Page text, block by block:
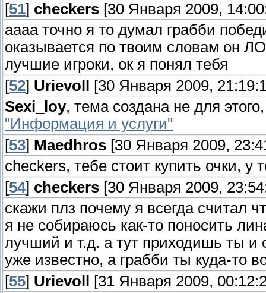
[51] checkers [30 Января 2009,
аааа точно я то думал грабби
оказывается по твоим словам он
лучшие игроки, ок я понял тебя
[52] Urievoll
[30 Января 2009,
Sexi_loy, тема создана не для
"Информация и услуги"
[53] Maedhros [30 Января 2009,
checkers, тебе стоит купить очки,
[54] checkers [30 Января 2009,
скажи плз почему я всегда считал
я не собираюсь как-то поносить
лучший и т.д. а тут приходишь ты
уже известно, а грабби ты куда-то
[55] Urievoll [31 Января 2009,